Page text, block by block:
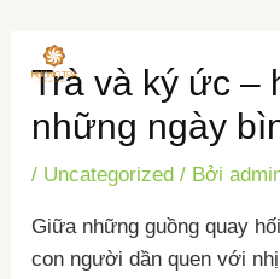
Nhảy
dung
Trà và ký ức –
những ngày
/ Uncategorized / Bởi
Giữa những guồng quay
con người dần quen với
Điều
hướng
viết